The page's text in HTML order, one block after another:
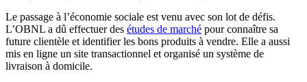
Le passage à l’économie sociale est venu avec son lot de défis.
L’OBNL a dû effectuer des études de marché pour connaître sa
future clientèle et identifier les bons produits à vendre. Elle a aussi
mis en ligne un site transactionnel et organisé un système de
livraison à domicile.